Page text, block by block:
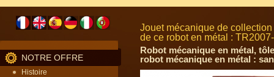
NOTRE OFFRE
Histoire
Jouet mécanique de
de ce robot en métal :
Robot mécanique en métal,
robot mécanique en métal :